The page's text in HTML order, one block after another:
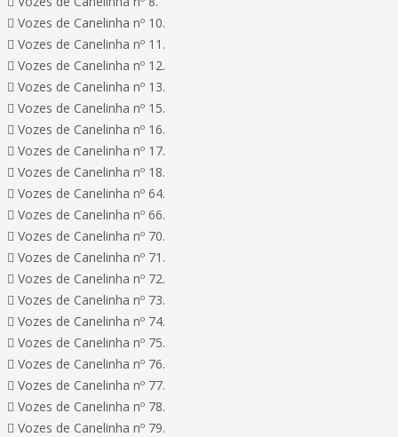
 Vozes de Canelinha nº 10.
 Vozes de Canelinha nº 11.
 Vozes de Canelinha nº 12.
 Vozes de Canelinha nº 13.
 Vozes de Canelinha nº 15.
 Vozes de Canelinha nº 16.
 Vozes de Canelinha nº 17.
 Vozes de Canelinha nº 18.
 Vozes de Canelinha nº 64.
 Vozes de Canelinha nº 66.
 Vozes de Canelinha nº 70.
 Vozes de Canelinha nº 71.
 Vozes de Canelinha nº 72.
 Vozes de Canelinha nº 73.
 Vozes de Canelinha nº 74.
 Vozes de Canelinha nº 75.
 Vozes de Canelinha nº 76.
 Vozes de Canelinha nº 77.
 Vozes de Canelinha nº 78.
 Vozes de Canelinha nº 79.